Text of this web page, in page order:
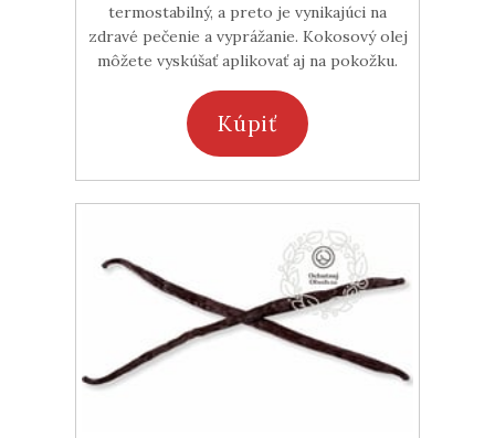
termostabilný, a preto je vynikajúci na
zdravé pečenie a vyprážanie. Kokosový olej
môžete vyskúšať aplikovať aj na pokožku.
Kúpiť